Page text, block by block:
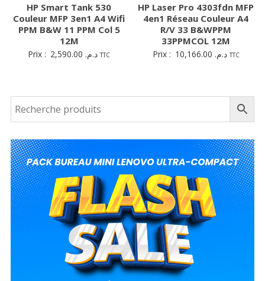
HP Smart Tank 530
Couleur MFP 3en1 A4 Wifi
PPM B&W 11 PPM Col 5
12M
Prix : د.م. TTC
HP Laser Pro 4303fdn MFP
4en1 Réseau Couleur A4
R/V 33 B&WPPM
33PPMCOL 12M
Prix : د.م. TTC